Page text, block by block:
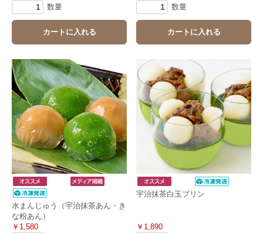
数量
カートに入れる
数量
カートに入れる
水まんじゅう（宇治抹茶あん・き
な粉あん）
￥1,580
宇治抹茶白玉プリン
￥1,890